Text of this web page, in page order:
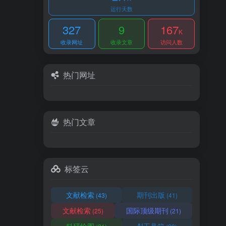
运行天数
327
收录网址
9
收录文章
167K
访问人数
热门网址
热门文章
标签云
文献检索(43) 期刊出版 (41)
文献检索(25) 国际顶级期刊 (21)